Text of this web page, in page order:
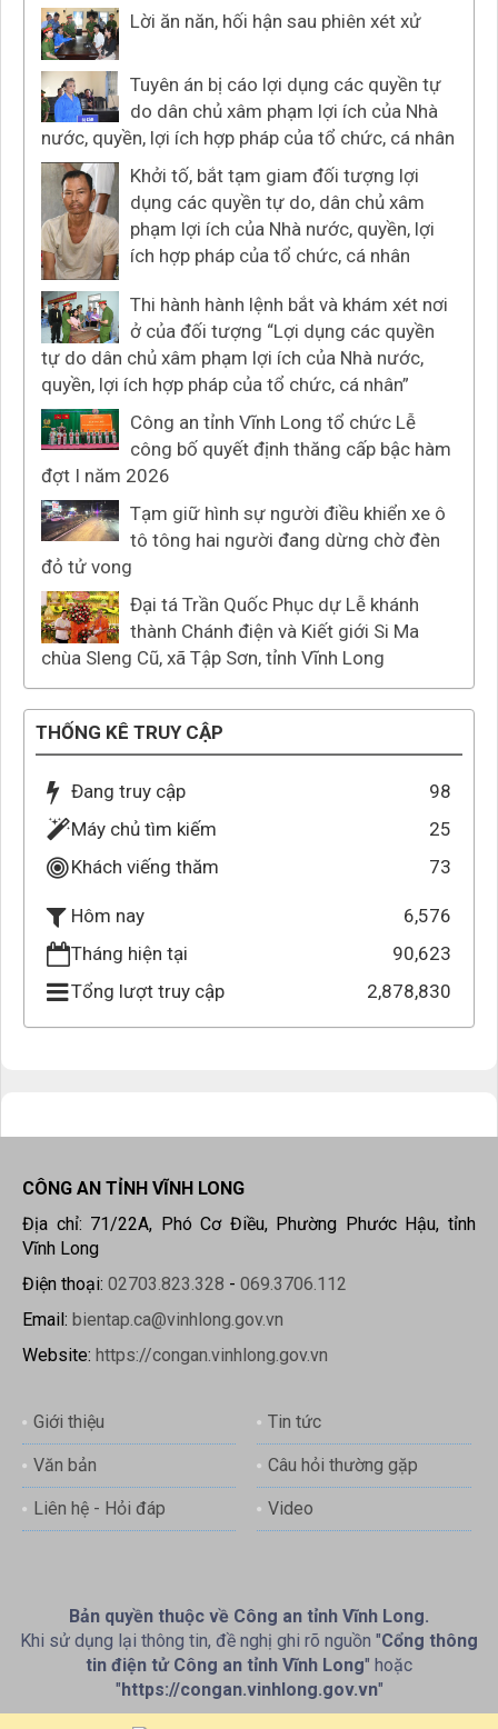
Lời ăn năn, hối hận sau phiên xét xử
Tuyên án bị cáo lợi dụng các quyền tự
do dân chủ xâm phạm lợi ích của Nhà
nước, quyền, lợi ích hợp pháp của tổ chức, cá nhân
Khởi tố, bắt tạm giam đối tượng lợi
dụng các quyền tự do, dân chủ xâm
phạm lợi ích của Nhà nước, quyền, lợi
ích hợp pháp của tổ chức, cá nhân
Thi hành hành lệnh bắt và khám xét nơi
ở của đối tượng “Lợi dụng các quyền
tự do dân chủ xâm phạm lợi ích của Nhà nước,
quyền, lợi ích hợp pháp của tổ chức, cá nhân”
Công an tỉnh Vĩnh Long tổ chức Lễ
công bố quyết định thăng cấp bậc hàm
đợt I năm 2026
Tạm giữ hình sự người điều khiển xe ô
tô tông hai người đang dừng chờ đèn
đỏ tử vong
Đại tá Trần Quốc Phục dự Lễ khánh
thành Chánh điện và Kiết giới Si Ma
chùa Sleng Cũ, xã Tập Sơn, tỉnh Vĩnh Long
THỐNG KÊ TRUY CẬP
Đang truy cập
98
Máy chủ tìm kiếm
25
Khách viếng thăm
73
Hôm nay
6,576
Tháng hiện tại
90,623
Tổng lượt truy cập
2,878,830
CÔNG AN TỈNH VĨNH LONG
Địa chỉ: 71/22A, Phó Cơ Điều, Phường Phước Hậu, tỉnh
Vĩnh Long
Điện thoại: 02703.823.328 - 069.3706.112
Email: bientap.ca@vinhlong.gov.vn
Website: https://congan.vinhlong.gov.vn
Giới thiệu Tin tức
Văn bản Câu hỏi thường gặp
Liên hệ - Hỏi đáp Video
Bản quyền thuộc về Công an tỉnh Vĩnh Long.
Khi sử dụng lại thông tin, đề nghị ghi rõ nguồn "Cổng thông
tin điện tử Công an tỉnh Vĩnh Long" hoặc
"https://congan.vinhlong.gov.vn"